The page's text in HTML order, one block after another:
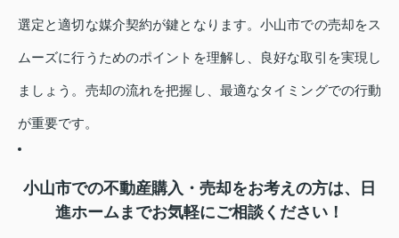
選定と適切な媒介契約が鍵となります。小山市での売却をス
ムーズに行うためのポイントを理解し、良好な取引を実現し
ましょう。売却の流れを把握し、最適なタイミングでの行動
が重要です。
小山市での不動産購入・売却をお考えの方は、日
進ホームまでお気軽にご相談ください！